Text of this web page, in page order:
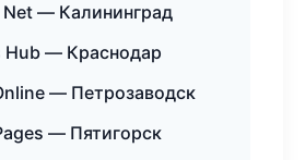
— Калининград
Hub — Краснодар
— Петрозаводск
— Пятигорск